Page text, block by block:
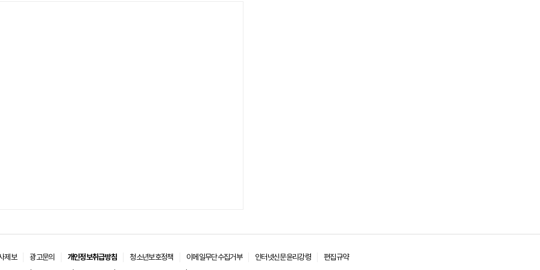
제보 광고문의 개인정보취급방침 청소년보호정책 이메일무단수집거부 인터넷신문윤리강령 편집규약